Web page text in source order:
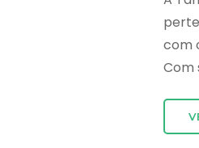
com
Com